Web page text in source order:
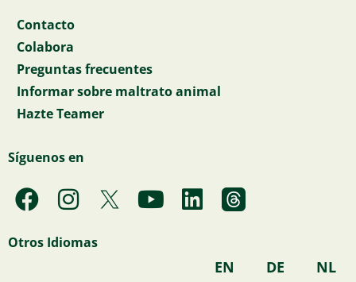
Contacto
Colabora
Preguntas frecuentes
Informar sobre maltrato animal
Hazte Teamer
Síguenos en
F
a
c
I
n
s
Y
o
L
i
Otros Idiomas
EN DE NL